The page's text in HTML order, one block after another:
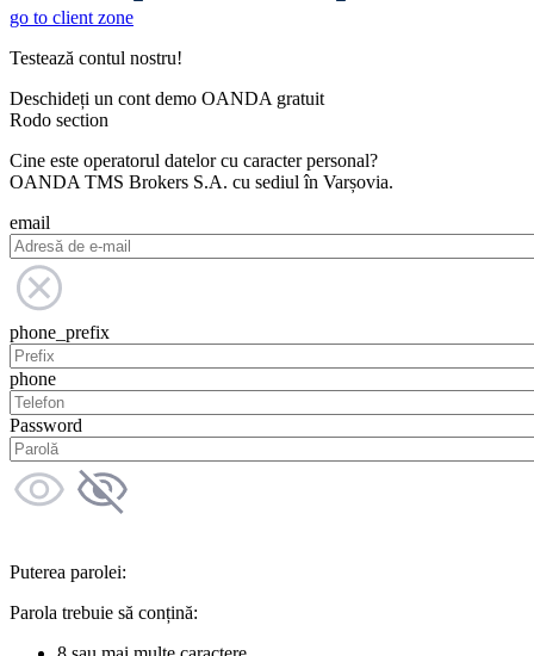
go to client zone
Testează contul nostru!
Deschideți un cont demo OANDA gratuit
Rodo section
Cine este operatorul datelor cu caracter personal?
OANDA TMS Brokers S.A. cu sediul în Varșovia.
email
phone_prefix
phone
Password
Puterea parolei:
Parola trebuie să conțină: